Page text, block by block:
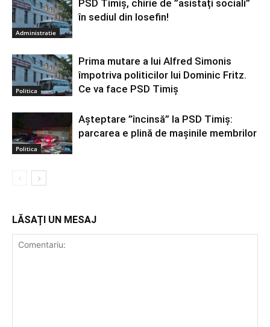
Administratie
PSD Timiș, chirie de ”asistați sociali”
în sediul din Iosefin!
Politica
Prima mutare a lui Alfred Simonis
împotriva politicilor lui Dominic Fritz.
Ce va face PSD Timiș
Politica
Așteptare ”încinsă” la PSD Timiș:
parcarea e plină de mașinile membrilor
LĂSAȚI UN MESAJ